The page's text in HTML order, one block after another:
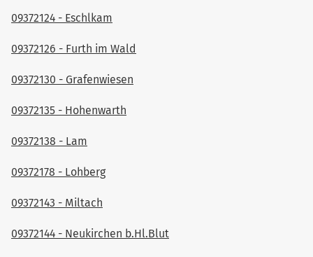
09372124 - Eschlkam
09372126 - Furth im Wald
09372130 - Grafenwiesen
09372135 - Hohenwarth
09372138 - Lam
09372178 - Lohberg
09372143 - Miltach
09372144 - Neukirchen b.Hl.Blut